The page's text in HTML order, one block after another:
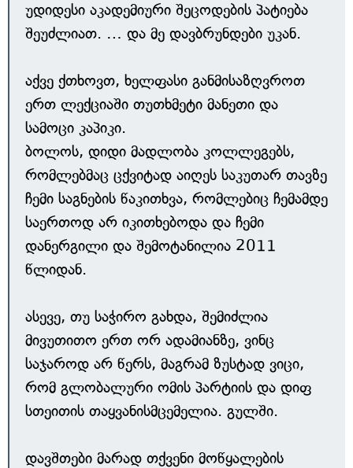
უდიდესი აკადემიური შეცოდების პატიება
შეუძლიათ. … და მე დავბრუნდები უკან.
აქვე ქთხოვთ, ხელფასი განმისაზღვროთ
ერთ ლექციაში თუთხმეტი მანეთი და
სამოცი კაპიკი.
ბოლოს, დიდი მადლობა კოლლეგებს,
რომლებმაც ცქვიტად აიღეს საკუთარ თავზე
ჩემი საგნების წაკითხვა, რომლებიც ჩემამდე
საერთოდ არ იკითხებოდა და ჩემი
დანერგილი და შემოტანილია 2011
წლიდან.
ასევე, თუ საჭირო გახდა, შემიძლია
მივუთითო ერთ ორ ადამიანზე, ვინც
საჯაროდ არ წერს, მაგრამ ზუსტად ვიცი,
რომ გლობალური ომის პარტიის და დიფ
სთეითის თაყვანისმცემელია. გულში.
დავშთები მარად თქვენი მოწყალების